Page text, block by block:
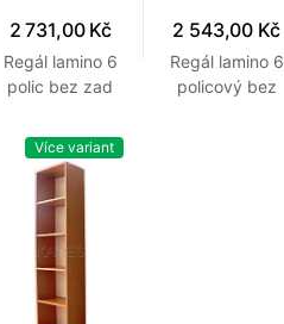
2 731,00 Kč
Regál lamino 6
polic bez zad
1840 mm
Třešeň
2 543,00 Kč
Regál lamino 6
policový bez
Více variant